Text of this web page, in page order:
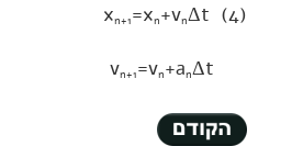
(4)
xn+1=xn+vnΔt
vn+1=vn+anΔt